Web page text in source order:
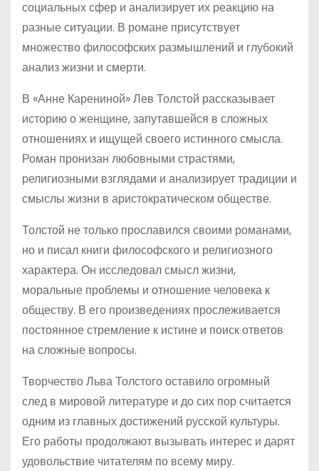
социальных сфер и анализирует их реакцию на
разные ситуации. В романе присутствует
множество философских размышлений и глубокий
анализ жизни и смерти.
В «Анне Карениной» Лев Толстой рассказывает
историю о женщине, запутавшейся в сложных
отношениях и ищущей своего истинного смысла.
Роман пронизан любовными страстями,
религиозными взглядами и анализирует традиции и
смыслы жизни в аристократическом обществе.
Толстой не только прославился своими романами,
но и писал книги философского и религиозного
характера. Он исследовал смысл жизни,
моральные проблемы и отношение человека к
обществу. В его произведениях прослеживается
постоянное стремление к истине и поиск ответов
на сложные вопросы.
Творчество Льва Толстого оставило огромный
след в мировой литературе и до сих пор считается
одним из главных достижений русской культуры.
Его работы продолжают вызывать интерес и дарят
удовольствие читателям по всему миру.